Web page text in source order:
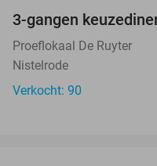
3-gangen
Proeflokaal De Ruyter
Nistelrode
Verkocht: 90